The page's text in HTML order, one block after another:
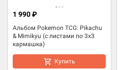
Альбом Pokemon TCG: Pikachu
& Mimikyu (с листами по 3x3
кармашка)
1 990 ₽
Купить